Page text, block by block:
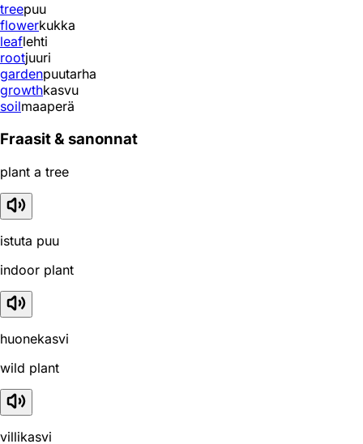
treepuu
flowerkukka
leaflehti
rootjuuri
gardenpuutarha
growthkasvu
soilmaaperä
Fraasit & sanonnat
plant a tree
istuta puu
indoor plant
huonekasvi
wild plant
villikasvi